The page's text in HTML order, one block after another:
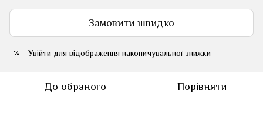
Замовити швидко
% Увійти для відображення накопичувальної знижки
До обраного Порівняти